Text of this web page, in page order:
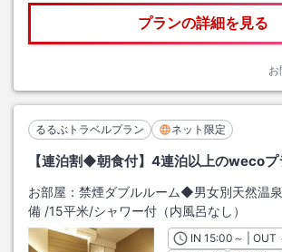
プランの詳細を見る
るるぶトラベルプラン ネット限定
【連泊割◆朝食付】4連泊以上のwecoプ
お部屋： 禁煙ダブルルーム◆男女別天然温
備 /15平米/シャワー付（内風呂なし）
INチェックイン
15:00 ～ | OUT